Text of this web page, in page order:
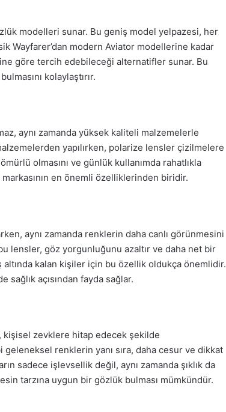
modelleri sunar. Bu geniş model yelpazesi, her
Wayfarer’dan modern Aviator modellerine kadar
göre tercih edebileceği alternatifler sunar. Bu
kolaylaştırır.
aynı zamanda yüksek kaliteli malzemelerle
yapılırken, polarize lensler çizilmelere
olmasını ve günlük kullanımda rahatlıkla
en önemli özelliklerinden biridir.
aynı zamanda renklerin daha canlı görünmesini
lensler, göz yorgunluğunu azaltır ve daha net bir
kalan kişiler için bu özellik oldukça önemlidir.
sağlık açısından fayda sağlar.
zevklere hitap edecek şekilde
renklerin yanı sıra, daha cesur ve dikkat
sadece işlevsellik değil, aynı zamanda şıklık da
tarzına uygun bir gözlük bulması mümkündür.